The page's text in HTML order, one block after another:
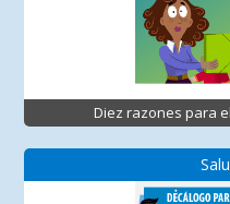
Diez razones para